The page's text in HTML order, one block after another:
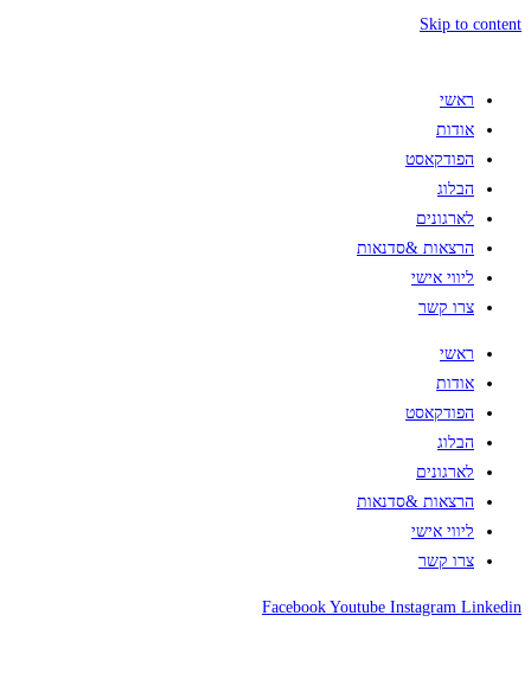
Skip to content
ראשי
אודות
הפודקאסט
הבלוג
לארגונים
הרצאות &סדנאות
ליווי אישי
צרו קשר
ראשי
אודות
הפודקאסט
הבלוג
לארגונים
הרצאות &סדנאות
ליווי אישי
צרו קשר
Facebook Youtube Instagram Linkedin